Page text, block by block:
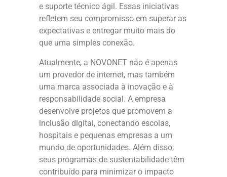
e suporte técnico ágil. Essas iniciativas
refletem seu compromisso em superar as
expectativas e entregar muito mais do
que uma simples conexão.
Atualmente, a NOVONET não é apenas
um provedor de internet, mas também
uma marca associada à inovação e à
responsabilidade social. A empresa
desenvolve projetos que promovem a
inclusão digital, conectando escolas,
hospitais e pequenas empresas a um
mundo de oportunidades. Além disso,
seus programas de sustentabilidade têm
contribuído para minimizar o impacto